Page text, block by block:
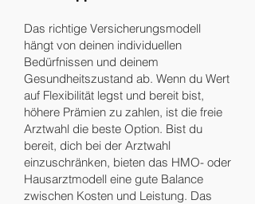
Das richtige Versicherungsmodell
hängt von deinen individuellen
Bedürfnissen und deinem
Gesundheitszustand ab. Wenn du Wert
auf Flexibilität legst und bereit bist,
höhere Prämien zu zahlen, ist die freie
Arztwahl die beste Option. Bist du
bereit, dich bei der Arztwahl
einzuschränken, bieten das HMO- oder
Hausarztmodell eine gute Balance
zwischen Kosten und Leistung. Das